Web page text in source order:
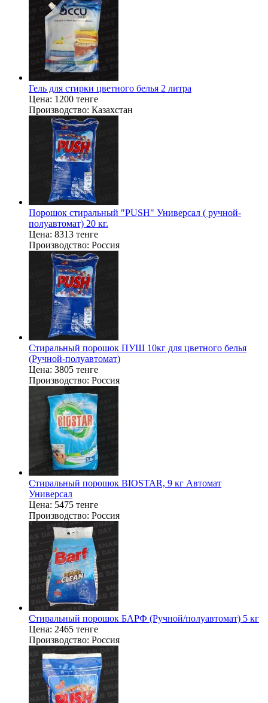
Гель для стирки цветного белья 2 литра
Цена: 1200 тенге
Производство: Казахстан
Порошок стиральный "PUSH" Универсал ( ручной-
полуавтомат) 20 кг.
Цена: 8313 тенге
Производство: Россия
Стиральный порошок ПУШ 10кг для цветного белья
(Ручной-полуавтомат)
Цена: 3805 тенге
Производство: Россия
Стиральный порошок BIOSTAR, 9 кг Автомат
Универсал
Цена: 5475 тенге
Производство: Россия
Стиральный порошок БАРФ (Ручной/полуавтомат) 5 кг
Цена: 2465 тенге
Производство: Россия